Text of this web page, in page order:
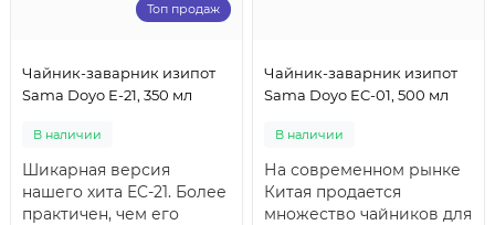
Топ продаж
Чайник-заварник изипот
Sama Doyo E-21, 350 мл
В наличии
Шикарная версия
нашего хита EC-21. Более
практичен, чем его
Чайник-заварник изипот
Sama Doyo EC-01, 500 мл
В наличии
На современном рынке
Китая продается
множество чайников для